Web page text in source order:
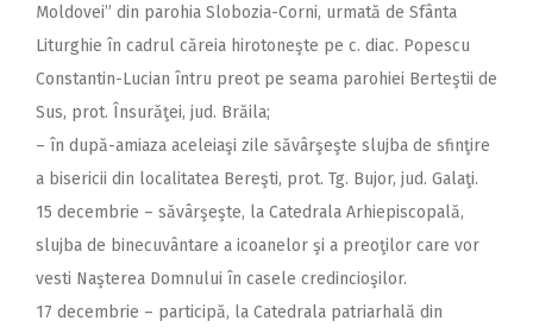
Moldovei” din parohia Slobozia-Corni, urmată de Sfânta
Liturghie în cadrul căreia hirotoneşte pe c. diac. Popescu
Constantin-Lucian întru preot pe seama parohiei Berteştii de
Sus, prot. Însurăţei, jud. Brăila;
– în după-amiaza aceleiaşi zile săvârşeşte slujba de sfinţire
a bisericii din localitatea Bereşti, prot. Tg. Bujor, jud. Galaţi.
15 decembrie – săvârşeşte, la Catedrala Arhiepiscopală,
slujba de binecuvântare a icoanelor şi a preoţilor care vor
vesti Naşterea Domnului în casele credincioşilor.
17 decembrie – participă, la Catedrala patriarhală din